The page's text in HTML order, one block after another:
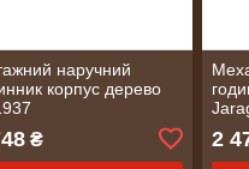
наручний
корпус дерево
₴ 2